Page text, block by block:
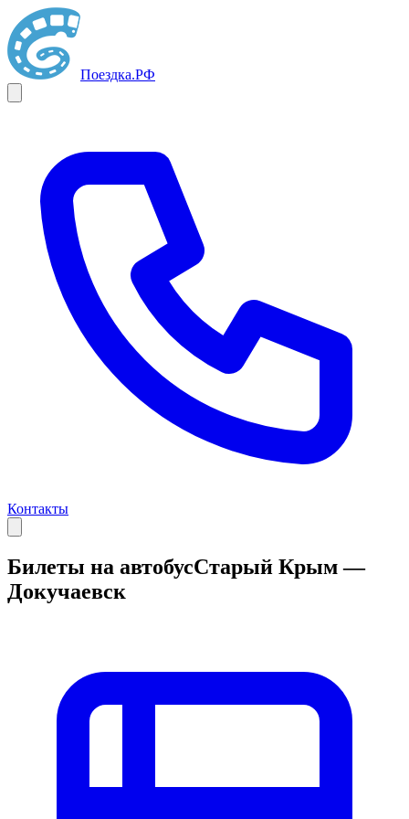
Поездка.РФ
Контакты
Билеты на автобусСтарый Крым —
Докучаевск